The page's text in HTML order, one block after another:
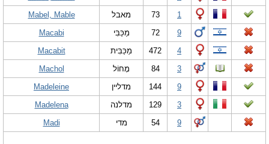
Contact UsMabel, Mable
מאבל 73
1
Macabi
מַכַּבִּי 72
9
Macabit
מַכַּבִּית 472
4
Machol
מָחוֹל 84
3
Madeleine
מדליין 144
9
Madelena
מדלנה 129
3
Madi
מדי 54 9